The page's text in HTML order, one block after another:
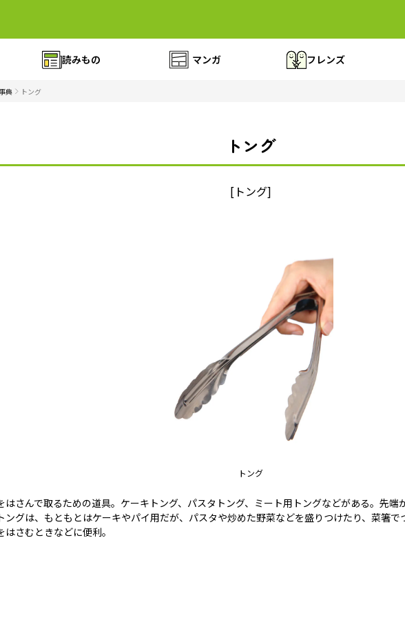
読みもの マンガ フレンズ
典 トング
トング
[トング]
トング
はさんで取るための道具。ケーキトング、パスタトング、ミート用トングなどがある。先端
ングは、もともとはケーキやパイ用だが、パスタや炒めた野菜などを盛りつけたり、菜箸
はさむときなどに便利。